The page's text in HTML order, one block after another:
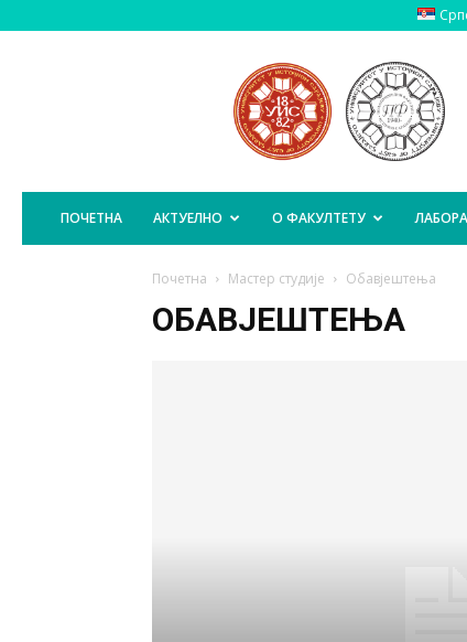
Пољопривредни
Факултет
Источно
Сарајево
ПОЧЕТНА АКТУЕЛНО О ФАКУЛТЕТУ
Почетна Мастер студије Обавјештења
ОБАВЈЕШТЕЊА